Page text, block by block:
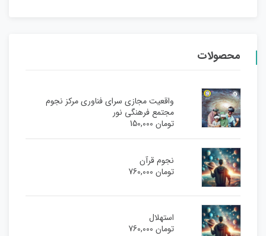
محصولات
واقعیت مجازی سرای فناوری مرکز نجوم
مجتمع فرهنگی نور
تومان150,000
نجوم قرآن
تومان760,000
استهلال
تومان760,000